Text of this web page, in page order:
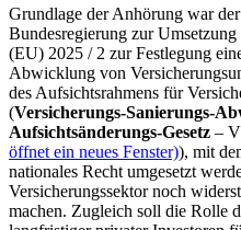
Grundlage der Anhörung war
Bundesregierung zur
(EU) 2025 / 2 zur Festlegung
Abwicklung von
des Aufsichtsrahmens für
(Versicherungs-Sanierungs-
Aufsichtsänderungs-Gesetz –
öffnet ein neues Fenster)), mit
nationales Recht umgesetzt
Versicherungssektor noch
machen. Zugleich soll die Rolle